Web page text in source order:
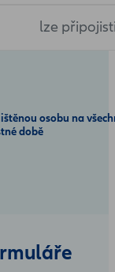
lze
osobu na
době